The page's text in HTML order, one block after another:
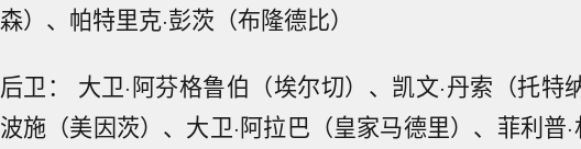
森）、帕特里克·彭茨（布隆德比）
后卫： 大卫·阿芬格鲁伯（埃尔切）、凯文·丹索（托特
波施（美因茨）、大卫·阿拉巴（皇家马德里）、菲利普·